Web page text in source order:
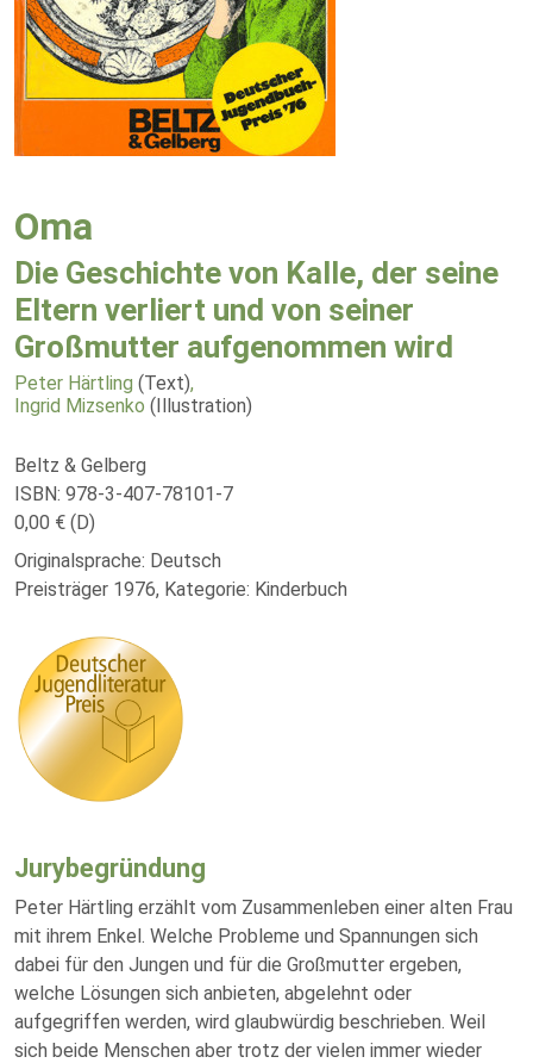
Oma
Die Geschichte von Kalle, der seine
Eltern verliert und von seiner
Großmutter aufgenommen wird
Peter Härtling (Text),
Ingrid Mizsenko (Illustration)
Beltz & Gelberg
ISBN: 978-3-407-78101-7
0,00 € (D)
Originalsprache: Deutsch
Preisträger 1976, Kategorie: Kinderbuch
Jurybegründung
Peter Härtling erzählt vom Zusammenleben einer alten Frau
mit ihrem Enkel. Welche Probleme und Spannungen sich
dabei für den Jungen und für die Großmutter ergeben,
welche Lösungen sich anbieten, abgelehnt oder
aufgegriffen werden, wird glaubwürdig beschrieben. Weil
sich beide Menschen aber trotz der vielen immer wieder